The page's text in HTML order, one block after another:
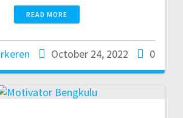
READ MORE
October 24, 2022 0